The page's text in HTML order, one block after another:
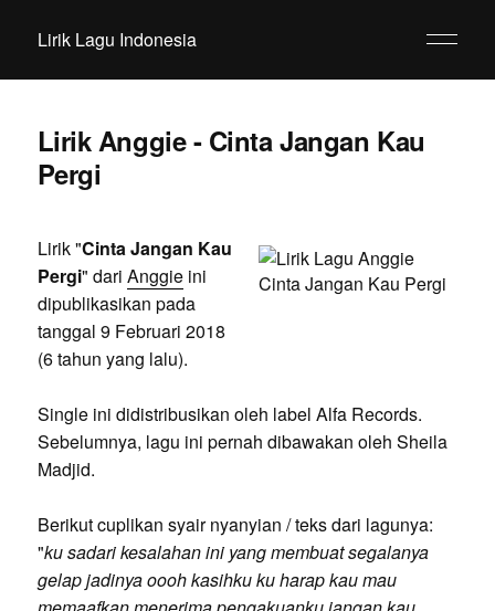
Lirik Lagu Indonesia
Lirik Anggie - Cinta Jangan Kau
Pergi
Lirik "Cinta Jangan Kau
Pergi" dari Anggieini
dipublikasikan pada
tanggal 9 Februari 2018
(6 tahun yang lalu).
Single ini didistribusikan oleh label Alfa Records.
Sebelumnya, lagu ini pernah dibawakan oleh Sheila
Madjid.
Berikut cuplikan syair nyanyian / teks dari lagunya:
"ku sadari kesalahan ini yang membuat segalanya
gelap jadinya oooh kasihku ku harap kau mau